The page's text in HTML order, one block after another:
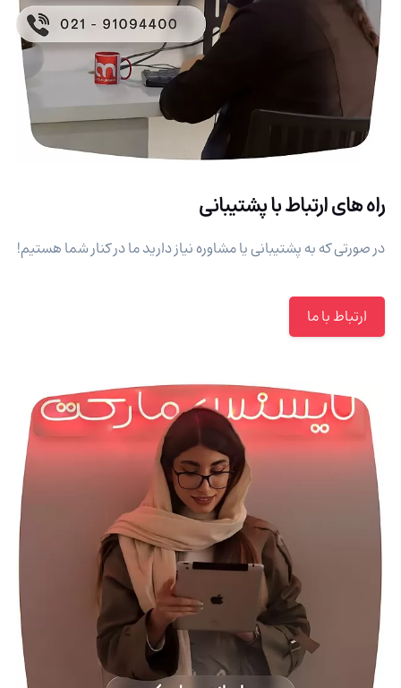
راه های ارتباط با پشتیبانی
در صورتی که به پشتیبانی یا مشاوره نیاز دارید ما در کنار شما هستیم!
ارتباط با ما